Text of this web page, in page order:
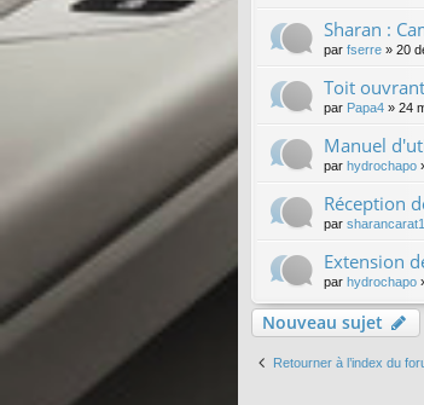
Sharan :
par fserre » 20
Toit
par Papa4 » 24
Manuel
par hydrochapo
Réception
par
Extension
par hydrochapo
Nouveau sujet
Retourner à l’index du